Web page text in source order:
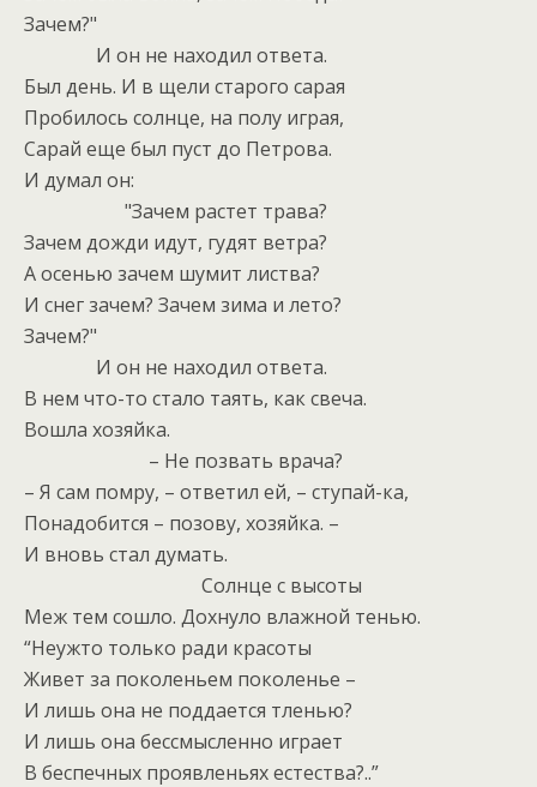
Зачем?"
И он не находил ответа.
Был день. И в щели старого сарая
Пробилось солнце, на полу играя,
Сарай еще был пуст до Петрова.
И думал он:
"Зачем растет трава?
Зачем дожди идут, гудят ветра?
А осенью зачем шумит листва?
И снег зачем? Зачем зима и лето?
Зачем?"
И он не находил ответа.
В нем что-то стало таять, как свеча.
Вошла хозяйка.
– Не позвать врача?
– Я сам помру, – ответил ей, – ступай-ка,
Понадобится – позову, хозяйка. –
И вновь стал думать.
Солнце с высоты
Меж тем сошло. Дохнуло влажной тенью.
“Неужто только ради красоты
Живет за поколеньем поколенье –
И лишь она не поддается тленью?
И лишь она бессмысленно играет
В беспечных проявленьях естества?..”